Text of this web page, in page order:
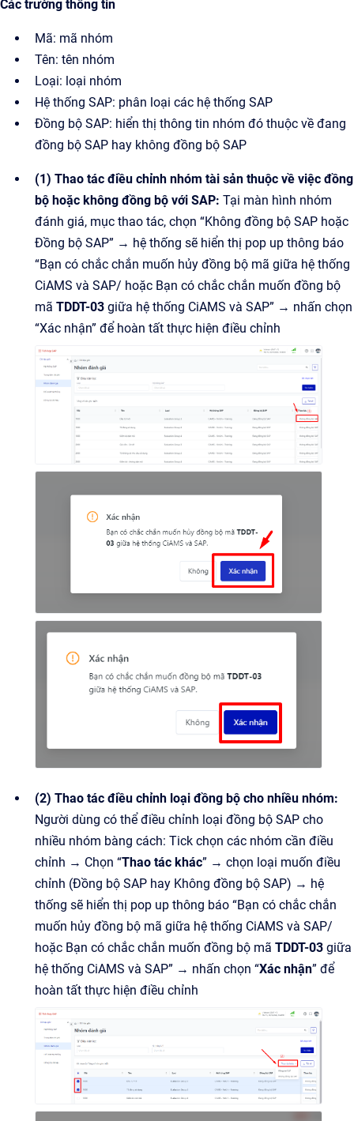
Các trường thông tin
Mã: mã nhóm
Tên: tên nhóm
Loại: loại nhóm
Hệ thống SAP: phân loại các hệ thống SAP
Đồng bộ SAP: hiển thị thông tin nhóm đó thuộc về đang
đồng bộ SAP hay không đồng bộ SAP
(1) Thao tác điều chỉnh nhóm tài sản thuộc về việc đồng
bộ hoặc không đồng bộ với SAP: Tại màn hình nhóm
đánh giá, mục thao tác, chọn “Không đồng bộ SAP hoặc
Đồng bộ SAP” → hệ thống sẽ hiển thị pop up thông báo
“Bạn có chắc chắn muốn hủy đồng bộ mã giữa hệ thống
CiAMS và SAP/ hoặc Bạn có chắc chắn muốn đồng bộ
mã TDDT-03 giữa hệ thống CiAMS và SAP” → nhấn chọn
“Xác nhận” để hoàn tất thực hiện điều chỉnh
(2) Thao tác điều chỉnh loại đồng bộ cho nhiều nhóm:
Người dùng có thể điều chỉnh loại đồng bộ SAP cho
nhiều nhóm bàng cách: Tick chọn các nhóm cần điều
chỉnh → Chọn “Thao tác khác” → chọn loại muốn điều
chỉnh (Đồng bộ SAP hay Không đồng bộ SAP) → hệ
thống sẽ hiển thị pop up thông báo “Bạn có chắc chắn
muốn hủy đồng bộ mã giữa hệ thống CiAMS và SAP/
hoặc Bạn có chắc chắn muốn đồng bộ mã TDDT-03 giữa
hệ thống CiAMS và SAP” → nhấn chọn “Xác nhận” để
hoàn tất thực hiện điều chỉnh